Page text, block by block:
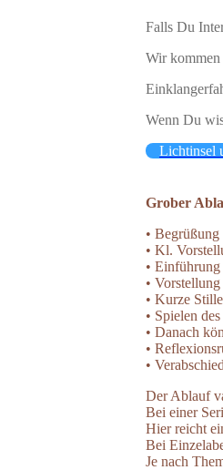
Falls Du
Wir kommen
Wenn Du
Lichtinsel
Grober
• Begrüßung
• Kl.
•
•
• Kurze Stille
• Spielen
• Danach
•
•
Der Ablauf
Bei einer
Hier reicht
Bei
Je nach